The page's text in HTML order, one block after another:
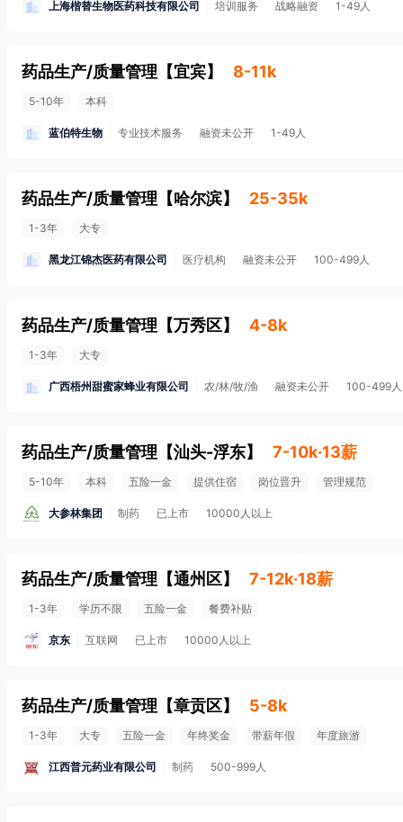
上海楷替生物医药科技有限公司 培训服务 战略融资 1-49人
药品生产/质量管理 【宜宾】 8-11k
5-10年 本科
蓝伯特生物 专业技术服务 融资未公开 1-49人
药品生产/质量管理 【哈尔滨】 25-35k
1-3年 大专
黑龙江锦杰医药有限公司 医疗机构 融资未公开 100-499人
药品生产/质量管理 【万秀区】 4-8k
1-3年 大专
广西梧州甜蜜家蜂业有限公司 农/林/牧/渔 融资未公开 100-499人
药品生产/质量管理 【汕头-浮东】 7-10k·13薪
5-10年 本科 五险一金 提供住宿 岗位晋升 管理规范
大参林集团 制药 已上市 10000人以上
药品生产/质量管理 【通州区】 7-12k·18薪
1-3年 学历不限 五险一金 餐费补贴
京东 互联网 已上市 10000人以上
药品生产/质量管理 【章贡区】 5-8k
1-3年 大专 五险一金 年终奖金 带薪年假 年度旅游
江西普元药业有限公司 制药 500-999人